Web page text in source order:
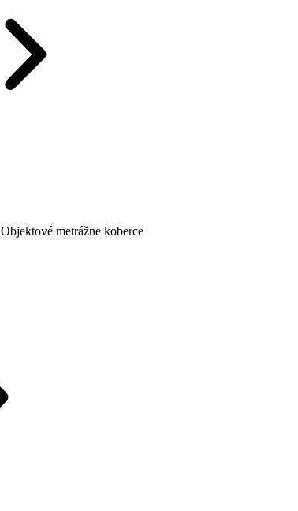
Objektové metrážne koberce